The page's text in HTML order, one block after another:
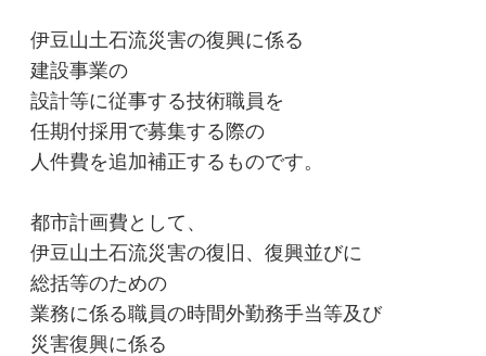
伊豆山土石流災害の復興に係る
建設事業の
設計等に従事する技術職員を
任期付採用で募集する際の
人件費を追加補正する ものです。
都市計画費として、
伊豆山土石流災害の復旧、復興並びに
総括等のための
業務に係る職員の時間外勤務手当等及び
災害復興に係る